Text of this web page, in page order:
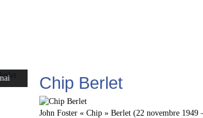
Chip Berlet
John Foster « Chip » Berlet (22 novembre 1949